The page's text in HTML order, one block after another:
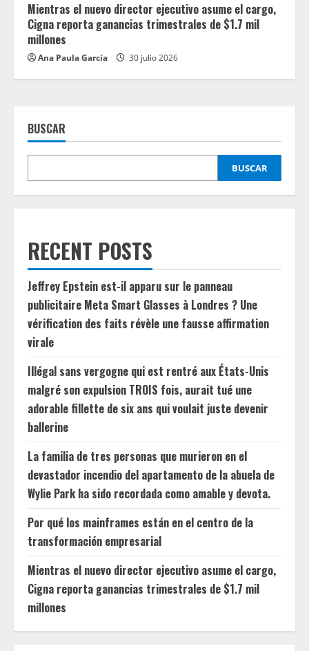
Mientras el nuevo director ejecutivo asume el cargo,
Cigna reporta ganancias trimestrales de $1.7 mil
millones
Ana Paula García 30 julio 2026
BUSCAR
BUSCAR
RECENT POSTS
Jeffrey Epstein est-il apparu sur le panneau
publicitaire Meta Smart Glasses à Londres ? Une
vérification des faits révèle une fausse affirmation
virale
Illégal sans vergogne qui est rentré aux États-Unis
malgré son expulsion TROIS fois, aurait tué une
adorable fillette de six ans qui voulait juste devenir
ballerine
La familia de tres personas que murieron en el
devastador incendio del apartamento de la abuela de
Wylie Park ha sido recordada como amable y devota.
Por qué los mainframes están en el centro de la
transformación empresarial
Mientras el nuevo director ejecutivo asume el cargo,
Cigna reporta ganancias trimestrales de $1.7 mil
millones